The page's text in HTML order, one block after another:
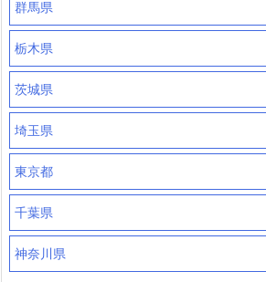
群馬県
栃木県
茨城県
埼玉県
東京都
千葉県
神奈川県